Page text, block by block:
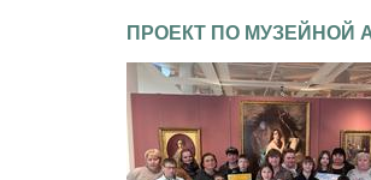
ПРОЕКТ ПО МУЗЕЙНОЙ